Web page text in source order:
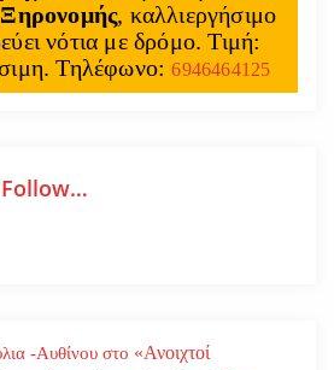
Ξηρονομής, καλλιεργήσιμο
νότια με δρόμο. Τιμή:
Τηλέφωνο:6946464125
-Αυθίνου στο «Ανοιχτοί